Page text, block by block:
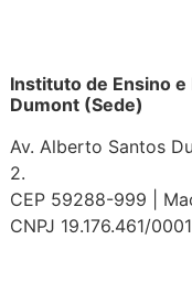
Instituto de Ensino
Dumont (Sede)
Av. Alberto Santos
2.
CEP 59288-999 |
CNPJ 19.176.461/